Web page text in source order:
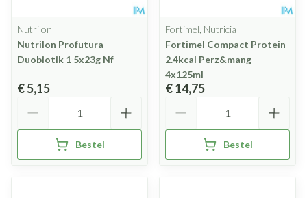
Nutrilon
Nutrilon Profutura
Duobiotik 1 5x23g Nf
€ 5,15
Bestel
Fortimel, Nutricia
Fortimel Compact Protein
2.4kcal Perz&mang
4x125ml
€ 14,75
Bestel